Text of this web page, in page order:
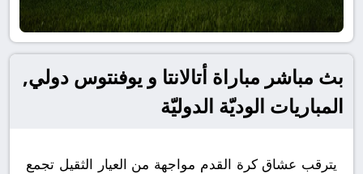
بث مباشر مباراة أتالانتا و يوفنتوس دولي,
المباريات الوديّة الدوليّة
يترقب عشاق كرة القدم مواجهة من العيار الثقيل تجمع